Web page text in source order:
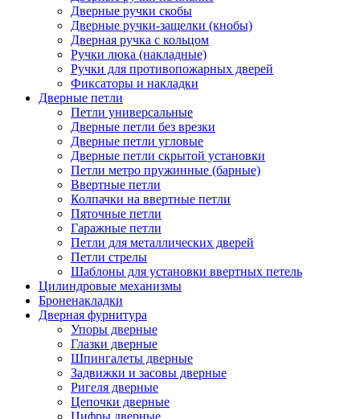
Дверные ручки скобы
Дверные ручки-защелки (кнобы)
Дверная ручка с кольцом
Ручки люка (накладные)
Ручки для противопожарных дверей
Фиксаторы и накладки
Дверные петли
Петли универсальные
Дверные петли без врезки
Дверные петли угловые
Дверные петли скрытой установки
Петли метро пружинные (барные)
Ввертные петли
Колпачки на ввертные петли
Пяточные петли
Гаражные петли
Петли для металлических дверей
Петли стрелы
Шаблоны для установки ввертных петель
Цилиндровые механизмы
Броненакладки
Дверная фурнитура
Упоры дверные
Глазки дверные
Шпингалеты дверные
Задвижки и засовы дверные
Ригеля дверные
Цепочки дверные
Цифры дверные